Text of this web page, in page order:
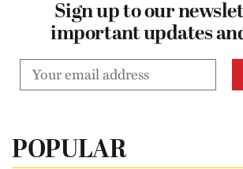
Sign up to our
important updates
POPULAR